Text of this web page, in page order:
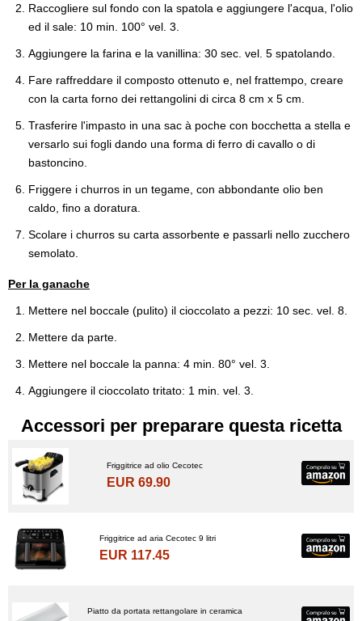
Raccogliere sul fondo con la spatola e aggiungere l'acqua, l'olio
ed il sale: 10 min. 100° vel. 3.
Aggiungere la farina e la vanillina: 30 sec. vel. 5 spatolando.
Fare raffreddare il composto ottenuto e, nel frattempo, creare
con la carta forno dei rettangolini di circa 8 cm x 5 cm.
Trasferire l'impasto in una sac à poche con bocchetta a stella e
versarlo sui fogli dando una forma di ferro di cavallo o di
bastoncino.
Friggere i churros in un tegame, con abbondante olio ben
caldo, fino a doratura.
Scolare i churros su carta assorbente e passarli nello zucchero
semolato.
Per la ganache
Mettere nel boccale (pulito) il cioccolato a pezzi: 10 sec. vel. 8.
Mettere da parte.
Mettere nel boccale la panna: 4 min. 80° vel. 3.
Aggiungere il cioccolato tritato: 1 min. vel. 3.
Accessori per preparare questa ricetta
Friggitrice ad olio Cecotec
EUR 69.90
Friggitrice ad aria Cecotec 9 litri
EUR 117.45
Piatto da portata rettangolare in ceramica